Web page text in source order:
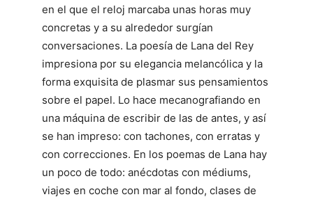
en el que el reloj marcaba unas horas muy
concretas y a su alrededor surgían
conversaciones. La poesía de Lana del Rey
impresiona por su elegancia melancólica y la
forma exquisita de plasmar sus pensamientos
sobre el papel. Lo hace mecanografiando en
una máquina de escribir de las de antes, y así
se han impreso: con tachones, con erratas y
con correcciones. En los poemas de Lana hay
un poco de todo: anécdotas con médiums,
viajes en coche con mar al fondo, clases de